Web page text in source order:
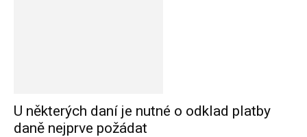
U některých daní je nutné o odklad platby
daně nejprve požádat